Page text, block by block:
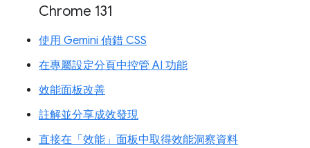
Chrome 131
使用 Gemini 偵錯 CSS
在專屬設定分頁中控管 AI 功能
效能面板改善
註解並分享成效發現
直接在「效能」面板中取得效能洞察資料